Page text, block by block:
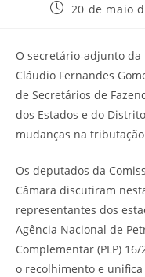
20 de maio
O secretário-adjunto da
Cláudio Fernandes
de Secretários de
dos Estados e do
mudanças na
Os deputados da
Câmara discutiram
representantes dos
Agência Nacional de
Complementar (PLP)
o recolhimento e